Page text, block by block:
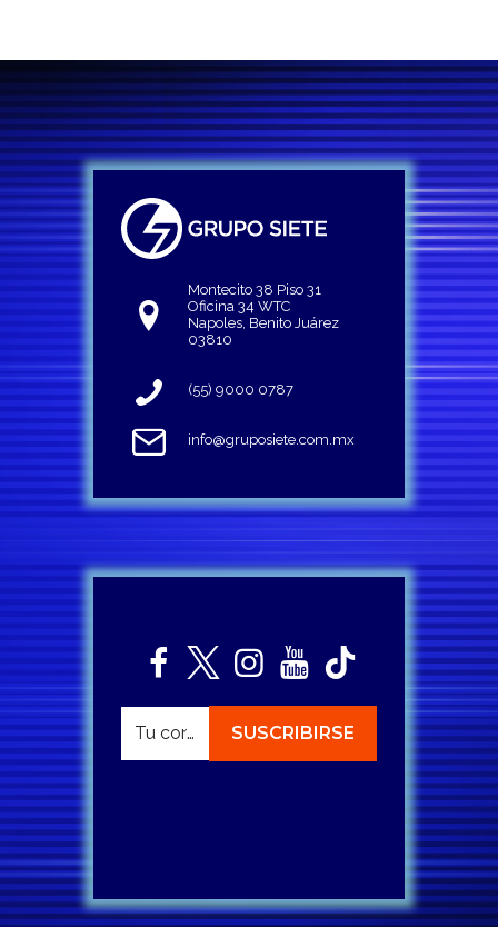
Montecito 38 Piso 31
Oficina 34 WTC
Napoles, Benito Juárez
03810
(55) 9000 0787
info@gruposiete.com.mx